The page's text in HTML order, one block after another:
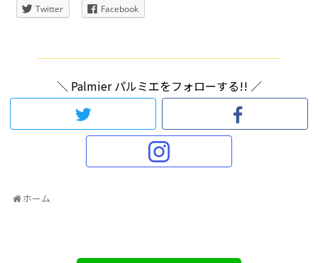
Twitter Facebook
＼ Palmier パルミエをフォローする!! ／
ホーム